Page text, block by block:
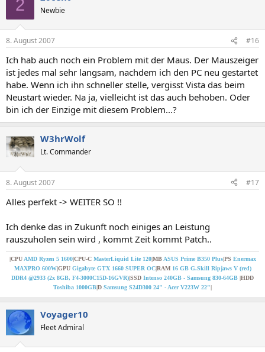
2 Newbie
8. August 2007 #16
Ich hab auch noch ein Problem mit der Maus. Der Mauszeiger
ist jedes mal sehr langsam, nachdem ich den PC neu gestartet
habe. Wenn ich ihn schneller stelle, vergisst Vista das beim
Neustart wieder. Na ja, vielleicht ist das auch behoben. Oder
bin ich der Einzige mit diesem Problem...?
W3hrWolf
Lt. Commander
8. August 2007 #17
Alles perfekt -> WEITER SO !!
Ich denke das in Zukunft noch einiges an Leistung
rauszuholen sein wird , kommt Zeit kommt Patch..
|CPU AMD Ryzen 5 1600|CPU-C MasterLiquid Lite 120|MB ASUS Prime B350 Plus|PS Enermax
MAXPRO 600W|GPU Gigabyte GTX 1660 SUPER OC|RAM 16 GB G.Skill Ripjaws V (red)
DDR4 @2933 (2x 8GB, F4-3000C15D-16GVR)|SSD Intenso 240GB - Samsung 830-64GB |HDD
Toshiba 1000GB|D Samsung S24D300 24" - Acer V223W 22"|
Voyager10
Fleet Admiral